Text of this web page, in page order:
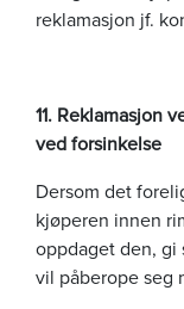
reklamasjon jf.
11. Reklamasjon
ved forsinkelse
Dersom det
kjøperen innen
oppdaget den, gi
vil påberope seg